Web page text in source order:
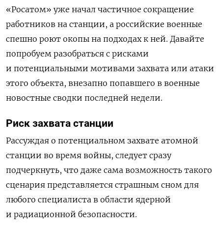
«Росатом» уже начал частичное сокращение
работников на станции, а российские военные
спешно роют окопы на подходах к ней. Давайте
попробуем разобраться с рисками
и потенциальными мотивами захвата или атаки
этого объекта, внезапно попавшего в военные
новостные сводки последней недели.
Риск захвата станции
Рассуждая о потенциальном захвате атомной
станции во время войны, следует сразу
подчеркнуть, что даже сама возможность такого
сценария представляется страшным сном для
любого специалиста в области ядерной
и радиационной безопасности.